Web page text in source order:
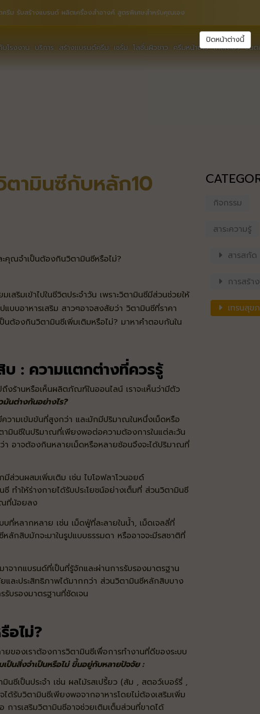
ครีม รับสร้างแบรนด์ ผลิตเครื่องสำอางค์ สูตรพิเศษสำหรับคุณเอง
บโรงงาน บริการ สร้างแบรนด์ครีม เซรั่ม โลชั่นผิวขาว ครีมหน้าขาว เทสเตอร์ ขั้นต
ามินซีกับหลัก10
ณจำเป็นต้องกินวิตามินซีหรือไม่?
สริมเข้าไปในชีวิตประจำวัน เพราะวิตามินซีมีส่วนช่วยให้
บอาหารเสริม สาวๆอาจสงสัยว่า วิตามินซีที่ราคา
ต้องกินวิตามินซีเพิ่มเติมหรือไม่? มาหาคำตอบกันใน
: ความแตกต่างที่ควรรู้
งร้านหรือเห็นผลิตภัณฑ์ในออนไลน์ เราจะเห็นว่ามีตัว
นต่างกันอย่างไร?
วามเข้มข้นที่สูงกว่า และมักมีปริมาณในหนึ่งเม็ดหรือ
มินซีในปริมาณที่เพียงพอต่อความต้องการในแต่ละวัน
อาจต้องกินหลายเม็ดหรือหลายช้อนจึงจะได้ปริมาณที่
ส่วนผสมเพิ่มเติม เช่น ไบโอฟลาโวนอยด์
ทำให้ร่างกายได้รับประโยชน์อย่างเต็มที่ ส่วนวิตามินซี
ณที่น้อยลง
ที่หลากหลาย เช่น เม็ดฟู่ที่ละลายในน้ำ, เม็ดเจลลี่ที่
กสิบมักจะมาในรูปแบบธรรมดา หรืออาจจะมีรสชาติที่
ากแบรนด์ที่เป็นที่รู้จักและผ่านการรับรองมาตรฐาน
และประสิทธิภาพได้มากกว่า ส่วนวิตามินซีหลักสิบบาง
รับรองมาตรฐานที่ชัดเจน
อไม่?
ของเราต้องการวิตามินซีเพื่อการทำงานที่ดีของระบบ
ป็นสิ่งจำเป็นหรือไม่ ขึ้นอยู่กับหลายปัจจัย :
นซีเป็นประจำ เช่น ผลไม้รสเปรี้ยว (ส้ม , สตอว์เบอร์รี่ ,
ด้รับวิตามินซีเพียงพอจากอาหารโดยไม่ต้องเสริมเพิ่ม
ารเสริมวิตามินซีอาจช่วยเติมเต็มส่วนที่ขาดได้
กิจกรรม
สาระความรู้
สารสกัด
การสร้า
เทรนสุข
ปิดหน้าต่างนี้